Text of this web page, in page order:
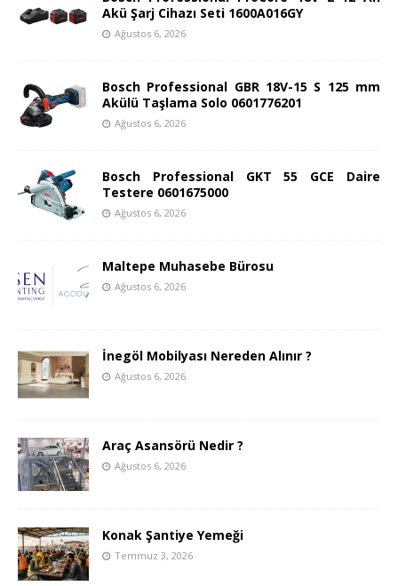
Akü Şarj Cihazı Seti 1600A016GY
Ağustos 6, 2026
Bosch Professional GBR 18V-15 S 125 mm
Akülü Taşlama Solo 0601776201
Ağustos 6, 2026
Bosch Professional GKT 55 GCE Daire
Testere 0601675000
Ağustos 6, 2026
Maltepe Muhasebe Bürosu
Ağustos 6, 2026
İnegöl Mobilyası Nereden Alınır ?
Ağustos 6, 2026
Araç Asansörü Nedir ?
Ağustos 6, 2026
Konak Şantiye Yemeği
Temmuz 3, 2026